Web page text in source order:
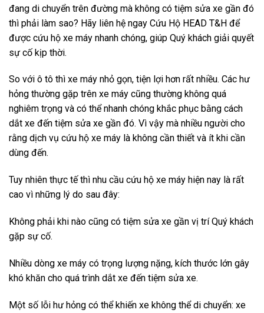
đang di chuyển trên đường mà không có tiệm sửa xe gần đó
thì phải làm sao? Hãy liên hệ ngay Cứu Hộ HEAD T&H để
được cứu hộ xe máy nhanh chóng, giúp Quý khách giải quyết
sự cố kịp thời.
So với ô tô thì xe máy nhỏ gọn, tiện lợi hơn rất nhiều. Các hư
hỏng thường gặp trên xe máy cũng thường không quá
nghiêm trọng và có thể nhanh chóng khắc phục bằng cách
dắt xe đến tiệm sửa xe gần đó. Vì vậy mà nhiều người cho
rằng dịch vụ cứu hộ xe máy là không cần thiết và ít khi cần
dùng đến.
Tuy nhiên thực tế thì nhu cầu cứu hộ xe máy hiện nay là rất
cao vì những lý do sau đây:
Không phải khi nào cũng có tiệm sửa xe gần vị trí Quý khách
gặp sự cố.
Nhiều dòng xe máy có trọng lượng nặng, kích thước lớn gây
khó khăn cho quá trình dắt xe đến tiệm sửa xe.
Một số lỗi hư hỏng có thể khiến xe không thể di chuyển: xe